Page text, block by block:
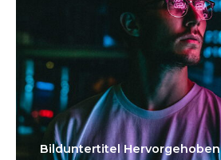
Bild­unter­titel Hervorgehoben